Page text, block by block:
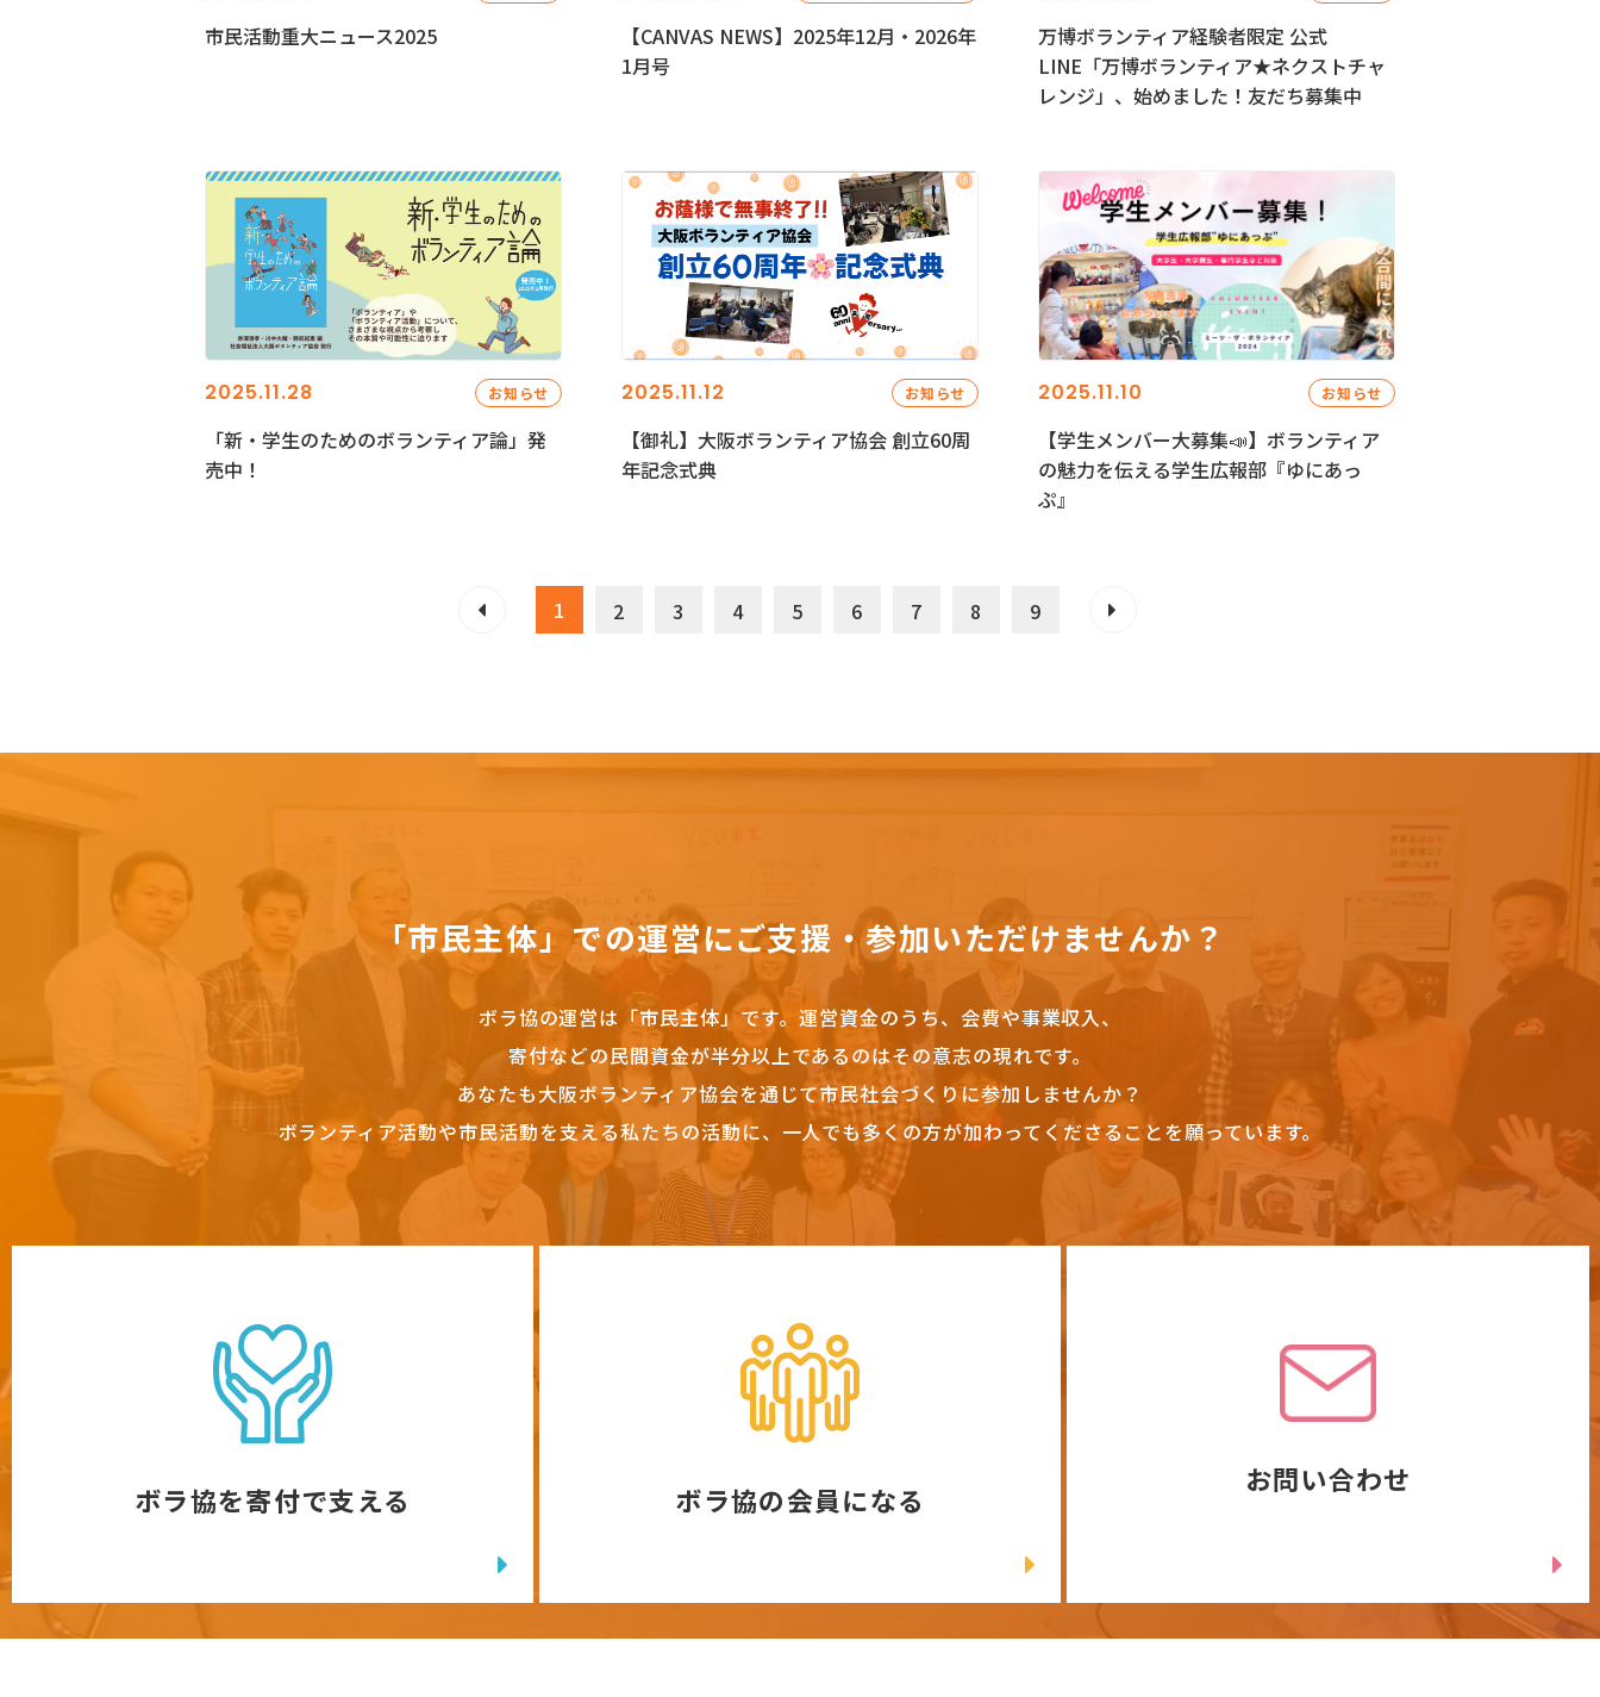
市民活動重大ニュース2025
【CANVAS NEWS】2025年12月・2026年
1月号
万博ボランティア経験者限定 公式
LINE「万博ボランティア★ネクストチャ
レンジ」、始めました！友だち募集中
2025.11.28 お知らせ
「新・学生のためのボランティア論」発
売中！
2025.11.12 お知らせ
【御礼】大阪ボランティア協会 創立60周
年記念式典
2025.11.10 お知らせ
【学生メンバー大募集📣】ボランティア
の魅力を伝える学生広報部『ゆにあっ
ぷ』
1 2 3 4 5 6 7 8 9
「市民主体」での運営にご支援・参加いただけませんか？
ボラ協の運営は「市民主体」です。 運営資金のうち、会費や事業収入、
寄付などの民間資金が半分以上であるのはその意志の現れです。
あなたも大阪ボランティア協会を通じて市民社会づくりに参加しませんか？
ボランティア活動や市民活動を支える私たちの活動に、一人でも多くの方が加わってくださることを願っています。
ボラ協を寄付で支える ボラ協の会員になる
お問い合わせ